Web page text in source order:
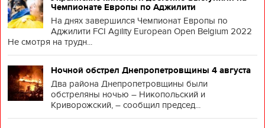
Чемпионате Европы по Аджилити
На днях завершился Чемпионат Европы по
Аджилити FCI Agility European Open Belgium 2022
Не смотря на трудн...
Ночной обстрел Днепропетровщины 4 августа
Два района Днепропетровщины были
обстреляны ночью – Никопольский и
Криворожский, – сообщил председ...